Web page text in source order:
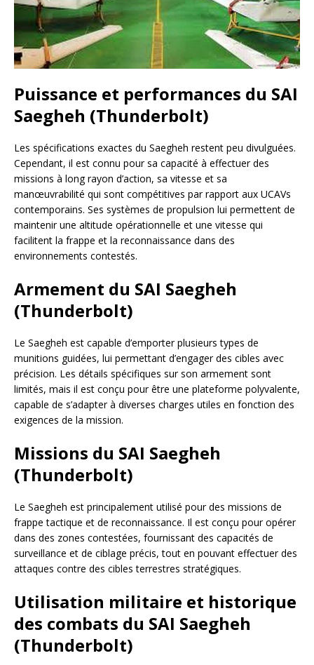
Puissance et performances du SAI
Saegheh (Thunderbolt)
Les spécifications exactes du Saegheh restent peu divulguées.
Cependant, il est connu pour sa capacité à effectuer des
missions à long rayon d’action, sa vitesse et sa
manœuvrabilité qui sont compétitives par rapport aux UCAVs
contemporains. Ses systèmes de propulsion lui permettent de
maintenir une altitude opérationnelle et une vitesse qui
facilitent la frappe et la reconnaissance dans des
environnements contestés.
Armement du SAI Saegheh
(Thunderbolt)
Le Saegheh est capable d’emporter plusieurs types de
munitions guidées, lui permettant d’engager des cibles avec
précision. Les détails spécifiques sur son armement sont
limités, mais il est conçu pour être une plateforme polyvalente,
capable de s’adapter à diverses charges utiles en fonction des
exigences de la mission.
Missions du SAI Saegheh
(Thunderbolt)
Le Saegheh est principalement utilisé pour des missions de
frappe tactique et de reconnaissance. Il est conçu pour opérer
dans des zones contestées, fournissant des capacités de
surveillance et de ciblage précis, tout en pouvant effectuer des
attaques contre des cibles terrestres stratégiques.
Utilisation militaire et historique
des combats du SAI Saegheh
(Thunderbolt)